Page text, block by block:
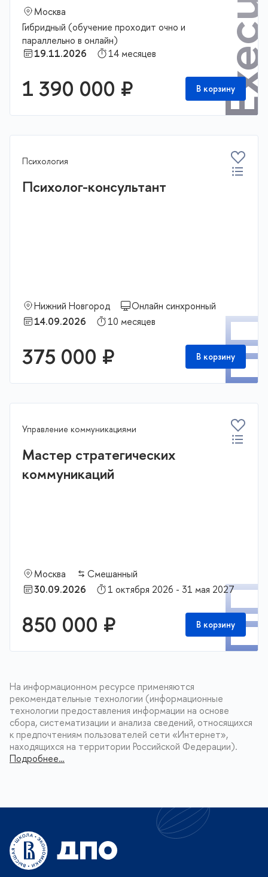
Москва
Гибридный (обучение проходит очно и
параллельно в онлайн)
19.11.2026
14 месяцев
1 390 000 ₽ В корзину
Психология
Психолог-консультант
Нижний Новгород
Онлайн синхронный
14.09.2026
10 месяцев
375 000 ₽ В корзину
Управление коммуникациями
Мастер стратегических
коммуникаций
Москва
Смешанный
30.09.2026
1 октября 2026 - 31 мая 2027
850 000 ₽ В корзину
На информационном ресурсе применяются
рекомендательные технологии (информационные
технологии предоставления информации на основе
сбора, систематизации и анализа сведений, относящихся
к предпочтениям пользователей сети «Интернет»,
находящихся на территории Российской Федерации).
Подробнее…